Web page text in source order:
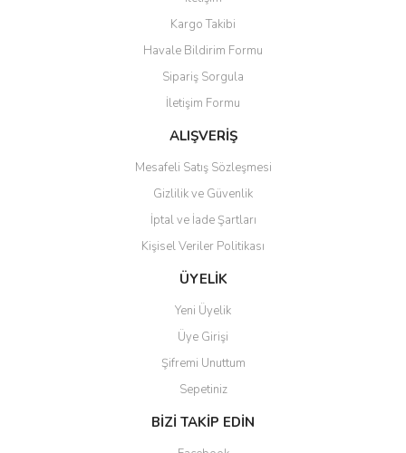
Kargo Takibi
Havale Bildirim Formu
Sipariş Sorgula
İletişim Formu
ALIŞVERİŞ
Mesafeli Satış Sözleşmesi
Gizlilik ve Güvenlik
İptal ve İade Şartları
Kişisel Veriler Politikası
ÜYELİK
Yeni Üyelik
Üye Girişi
Şifremi Unuttum
Sepetiniz
BİZİ TAKİP EDİN